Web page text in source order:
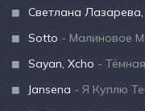
Светлана Лазарева,
Sotto - Малиновое
Sayan, Xcho -
Jansena - Я Куплю